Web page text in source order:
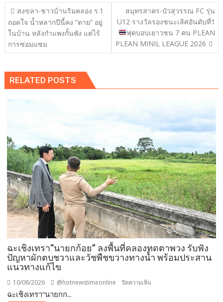
แนะแนว
เรื่อง
สงขลา-ชาวบ้านริมคลอง ร.1
ถอดใจ น้ำหลากปีนี้คง “ตาย” อยู่
ในบ้าน หลังกำแพงกั้นพัง แต่ไร้
การซ่อมแซม
สมุทรสาคร-บัวสุวรรณ FC รุ่น
U12 รางวัลรองชนะเลิศอันดับที่1
ฟุตบอบเยาวชน 7 คน PLEAN
PLEAN MINIL LEAGUE 2026
RELATED POSTS
ฉะเชิงเทรา“นายกก้อย” ลงพื้นที่คลองทดตาพวง รับฟัง
ปัญหาผักตบชวาและวัชพืชขวางทางน้ำ พร้อมประสาน
แนวทางแก้ไข
10/08/2026 @hotnewstimeonline ปิดความเห็น
ฉะเชิงเทรา“นายกก...